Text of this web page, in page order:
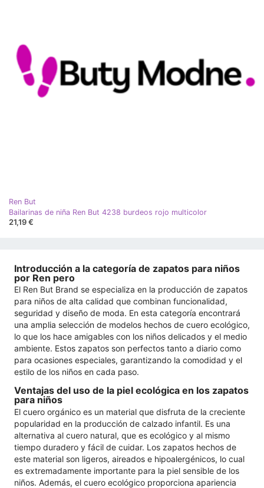
Ren But
Bailarinas de niña Ren But 4238 burdeos rojo multicolor
21,19 €
Introducción a la categoría de zapatos para niños
por Ren pero
El Ren But Brand se especializa en la producción de zapatos
para niños de alta calidad que combinan funcionalidad,
seguridad y diseño de moda. En esta categoría encontrará
una amplia selección de modelos hechos de cuero ecológico,
lo que los hace amigables con los niños delicados y el medio
ambiente. Estos zapatos son perfectos tanto a diario como
para ocasiones especiales, garantizando la comodidad y el
estilo de los niños en cada paso.
Ventajas del uso de la piel ecológica en los zapatos
para niños
El cuero orgánico es un material que disfruta de la creciente
popularidad en la producción de calzado infantil. Es una
alternativa al cuero natural, que es ecológico y al mismo
tiempo duradero y fácil de cuidar. Los zapatos hechos de
este material son ligeros, aireados e hipoalergénicos, lo cual
es extremadamente importante para la piel sensible de los
niños. Además, el cuero ecológico proporciona apariencia